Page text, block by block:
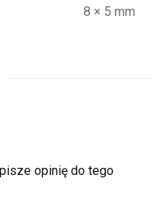
8 × 5 mm
opinię do tego